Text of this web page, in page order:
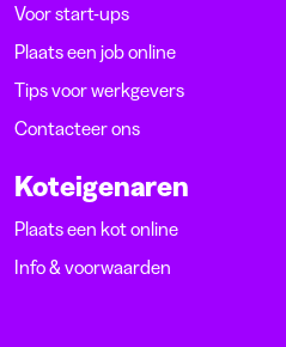
Voor start-ups
Plaats een job online
Tips voor werkgevers
Contacteer ons
Koteigenaren
Plaats een kot online
Info & voorwaarden